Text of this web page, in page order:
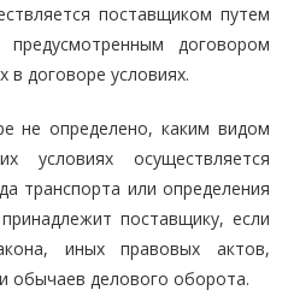
поставщиком путем
предусмотренным договором
в договоре условиях.
не определено, каким видом
условиях осуществляется
транспорта или определения
поставщику, если
иных правовых актов,
обычаев делового оборота.